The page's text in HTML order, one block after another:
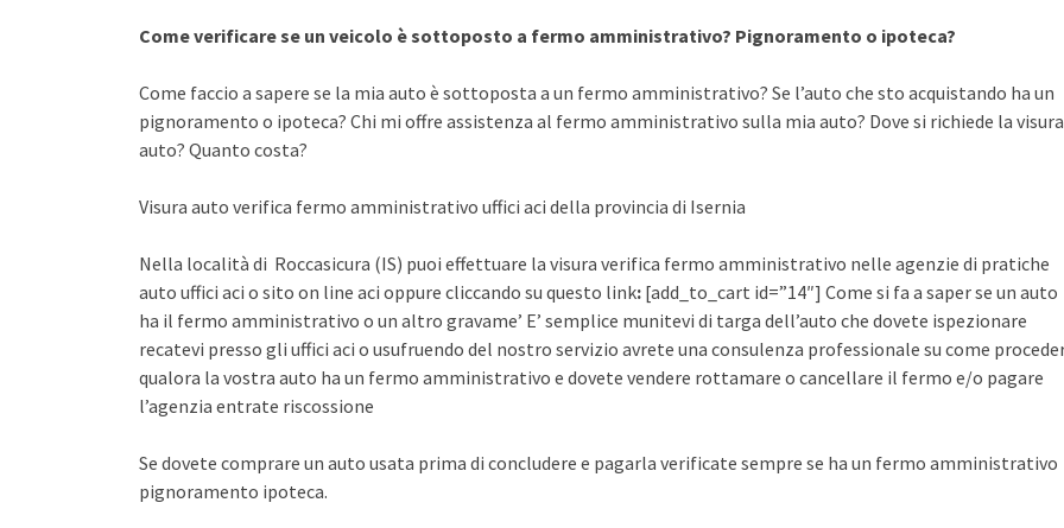
Come verificare se un veicolo è sottoposto a fermo amministrativo? Pignoramento o ipoteca?
Come faccio a sapere se la mia auto è sottoposta a un fermo amministrativo? Se l’auto che sto acquistando ha un
pignoramento o ipoteca? Chi mi offre assistenza al fermo amministrativo sulla mia auto? Dove si richiede la visura
auto? Quanto costa?
Visura auto verifica fermo amministrativo uffici aci della provincia di Isernia
Nella località di Roccasicura (IS) puoi effettuare la visura verifica fermo amministrativo nelle agenzie di pratiche
auto uffici aci o sito on line aci oppure cliccando su questo link: [add_to_cart id=”14″] Come si fa a saper se un auto
ha il fermo amministrativo o un altro gravame’ E’ semplice munitevi di targa dell’auto che dovete ispezionare
recatevi presso gli uffici aci o usufruendo del nostro servizio avrete una consulenza professionale su come
qualora la vostra auto ha un fermo amministrativo e dovete vendere rottamare o cancellare il fermo e/o pagare
l’agenzia entrate riscossione
Se dovete comprare un auto usata prima di concludere e pagarla verificate sempre se ha un fermo amministrativo
pignoramento ipoteca.